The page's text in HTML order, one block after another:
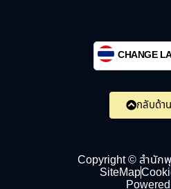
Copyright © สำนัก
SiteMap
CHANGE
กลับด้า